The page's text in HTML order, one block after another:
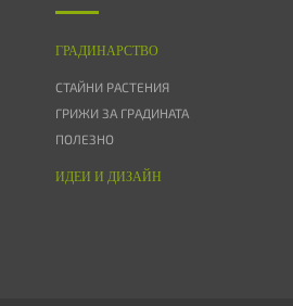
ГРАДИНАРСТВО
СТАЙНИ РАСТЕНИЯ
ГРИЖИ ЗА ГРАДИНАТА
ПОЛЕЗНО
ИДЕИ И ДИЗАЙН